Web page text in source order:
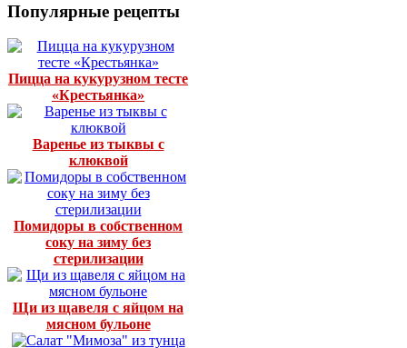
Популярные рецепты
Пицца на кукурузном тесте
«Крестьянка»
Варенье из тыквы с
клюквой
Помидоры в собственном
соку на зиму без
стерилизации
Щи из щавеля с яйцом на
мясном бульоне